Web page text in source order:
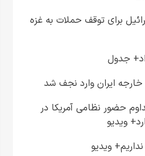
برای توقف حملات به غزه
ایران وارد نجف شد
حضور نظامی آمریکا در
ویدیو
ویدیو